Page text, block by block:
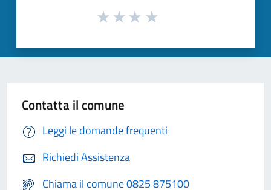
Contatta il comune
Leggi le domande frequenti
Richiedi Assistenza
Chiama il comune 0825 875100